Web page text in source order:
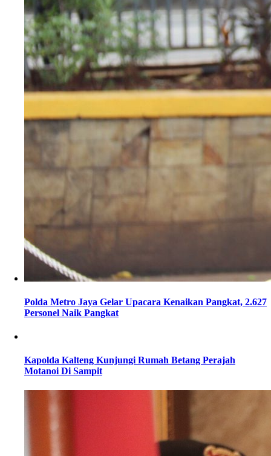
Polda Metro Jaya Gelar Upacara Kenaikan Pangkat, 2.627
Personel Naik Pangkat
Kapolda Kalteng Kunjungi Rumah Betang Perajah
Motanoi Di Sampit